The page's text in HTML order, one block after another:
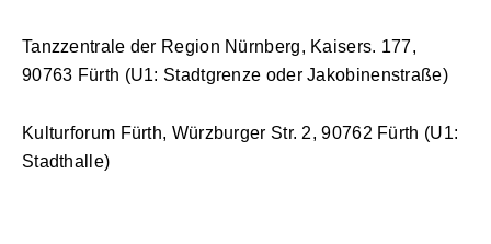
Tanzzentrale der Region Nürnberg, Kaisers. 177,
90763 Fürth (U1: Stadtgrenze oder Jakobinenstraße)
Kulturforum Fürth, Würzburger Str. 2, 90762 Fürth (U1:
Stadthalle)